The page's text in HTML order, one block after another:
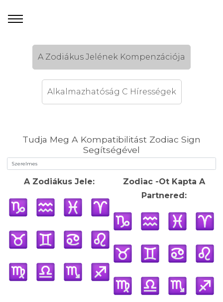
A Zodiákus Jelének Kompenzációja
Alkalmazhatóság C Hírességek
Tudja Meg A Kompatibilitást Zodiac Sign
Segítségével
A Zodiákus Jele:
Zodiac -Ot Kapta A
Partnered: